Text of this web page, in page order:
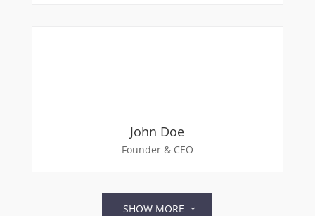
John Doe
Founder & CEO
SHOW MORE